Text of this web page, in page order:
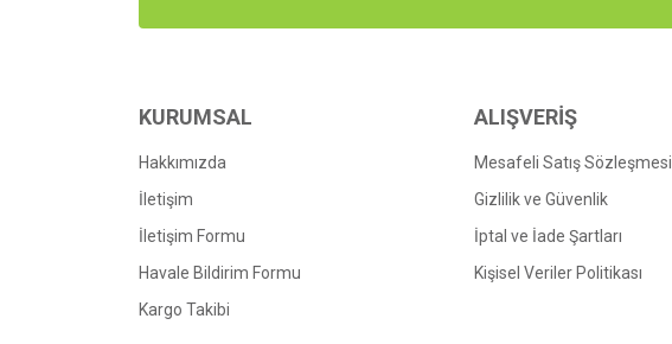
Bu ürüne benzer farklı alternatifler olmalı.
KURUMSAL
Hakkımızda
İletişim
İletişim Formu
Havale Bildirim Formu
Kargo Takibi
ALIŞVERİŞ
Mesafeli Satış Sözleşmesi
Gizlilik ve Güvenlik
İptal ve İade Şartları
Kişisel Veriler Politikası